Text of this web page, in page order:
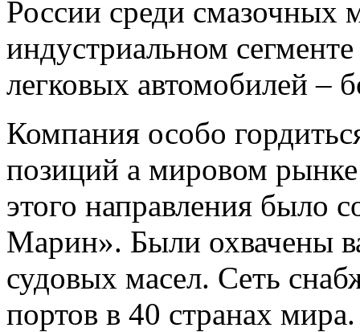
России среди смазочных
индустриальном
легковых автомобилей –
Компания особо
позиций а мировом
этого направления было
Марин». Были охвачены
судовых масел. Сеть
портов в 40 странах мира.